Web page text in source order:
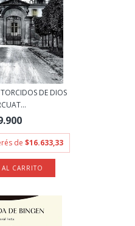
DE DIOS
de $16.633,33